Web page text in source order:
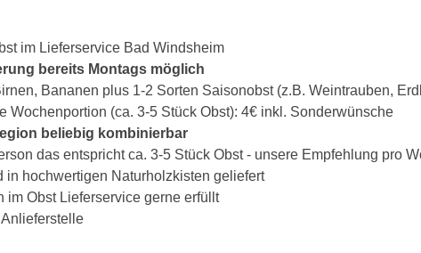
im Lieferservice Bad Windsheim
bereits Montags möglich
Bananen plus 1-2 Sorten Saisonobst (z.B. Weintrauben,
Wochenportion (ca. 3-5 Stück Obst): 4€ inkl. Sonderwünsche
beliebig kombinierbar
das entspricht ca. 3-5 Stück Obst - unsere Empfehlung pro
in hochwertigen Naturholzkisten geliefert
im Obst Lieferservice gerne erfüllt